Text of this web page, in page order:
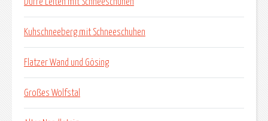
Dürre Leiten mit Schneeschuhen
Kuhschneeberg mit Schneeschuhen
Flatzer Wand und Gösing
Großes Wolfstal